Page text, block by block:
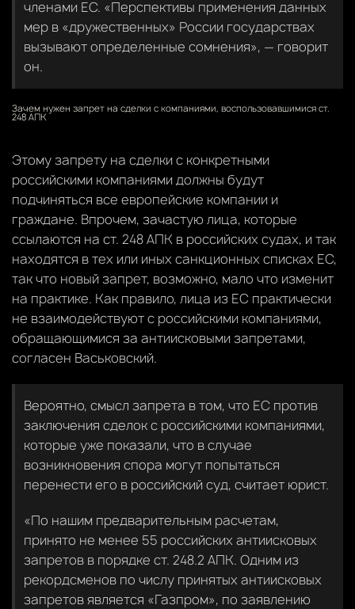
членами ЕС. «Перспективы применения данных
мер в «дружественных» России государствах
вызывают определенные сомнения», — говорит
он.
Зачем нужен запрет на сделки с компаниями, воспользовавшимися ст.
248 АПК
Этому запрету на сделки с конкретными
российскими компаниями должны будут
подчиняться все европейские компании и
граждане. Впрочем, зачастую лица, которые
ссылаются на ст. 248 АПК в российских судах, и так
находятся в тех или иных санкционных списках ЕС,
так что новый запрет, возможно, мало что изменит
на практике. Как правило, лица из ЕС практически
не взаимодействуют с российскими компаниями,
обращающимися за антиисковыми запретами,
согласен Васьковский.
Вероятно, смысл запрета в том, что ЕС против
заключения сделок с российскими компаниями,
которые уже показали, что в случае
возникновения спора могут попытаться
перенести его в российский суд, считает юрист.
«По нашим предварительным расчетам,
принято не менее 55 российских антиисковых
запретов в порядке ст. 248.2 АПК. Одним из
рекордсменов по числу принятых антиисковых
запретов является «Газпром», по заявлению